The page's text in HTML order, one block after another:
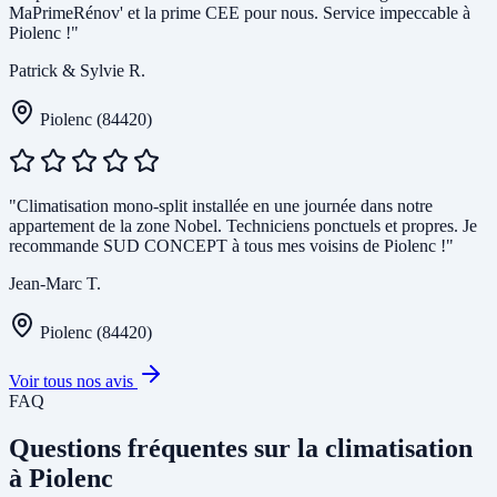
MaPrimeRénov' et la prime CEE pour nous. Service impeccable à
Piolenc !"
Patrick & Sylvie R.
Piolenc (84420)
"Climatisation mono-split installée en une journée dans notre
appartement de la zone Nobel. Techniciens ponctuels et propres. Je
recommande SUD CONCEPT à tous mes voisins de Piolenc !"
Jean-Marc T.
Piolenc (84420)
Voir tous nos avis
FAQ
Questions fréquentes sur la climatisation
à Piolenc